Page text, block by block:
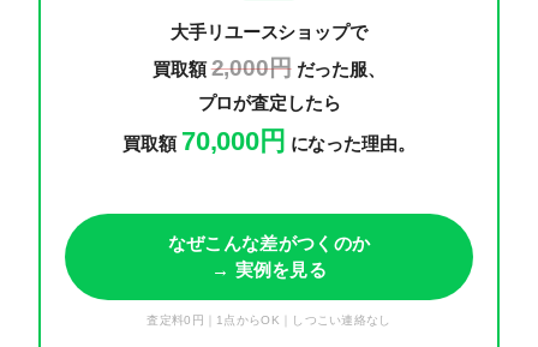
大手リユースショップで
買取額2,000円だった服、
プロが査定したら
買取額 70,000円 になった理由。
なぜこんな差がつくのか
→ 実例を見る
査定料0円｜1点からOK｜しつこい連絡なし